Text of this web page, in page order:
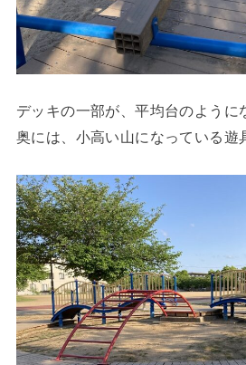
デッキの一部が、平均台のように
奥には、小高い山になっている遊